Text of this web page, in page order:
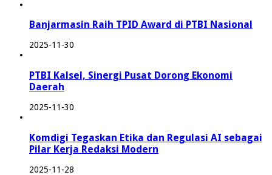
Banjarmasin Raih TPID Award di PTBI Nasional
2025-11-30
PTBI Kalsel, Sinergi Pusat Dorong Ekonomi
Daerah
2025-11-30
Komdigi Tegaskan Etika dan Regulasi AI sebagai
Pilar Kerja Redaksi Modern
2025-11-28